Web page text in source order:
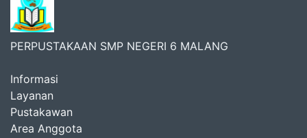
PERPUSTAKAAN SMP NEGERI 6 MALANG
Informasi
Layanan
Pustakawan
Area Anggota